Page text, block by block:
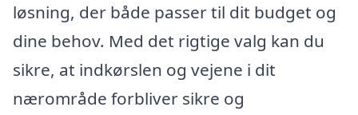
løsning, der både passer til dit budget og
dine behov. Med det rigtige valg kan du
sikre, at indkørslen og vejene i dit
nærområde forbliver sikre og